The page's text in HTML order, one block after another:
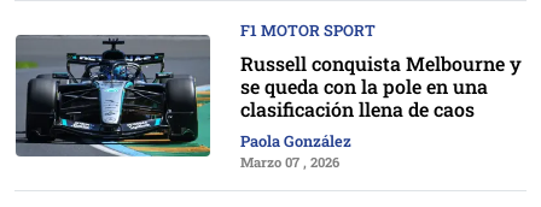
F1 MOTOR SPORT
Russell conquista Melbourne y
se queda con la pole en una
clasificación llena de caos
Paola González
Marzo 07 , 2026